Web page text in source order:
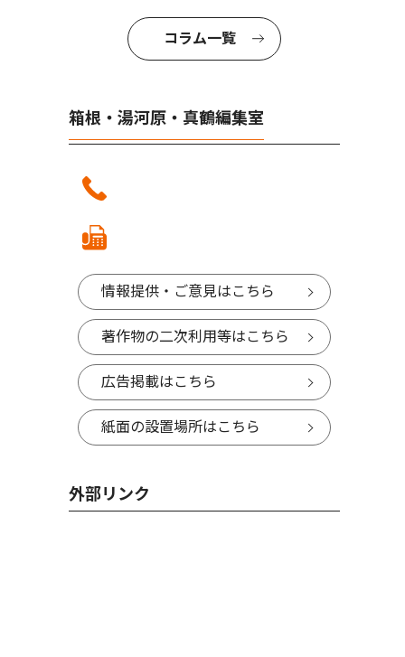
コラム一覧
箱根・湯河原・真鶴編集室
情報提供・ご意見はこちら
著作物の二次利用等はこちら
広告掲載はこちら
紙面の設置場所はこちら
外部リンク